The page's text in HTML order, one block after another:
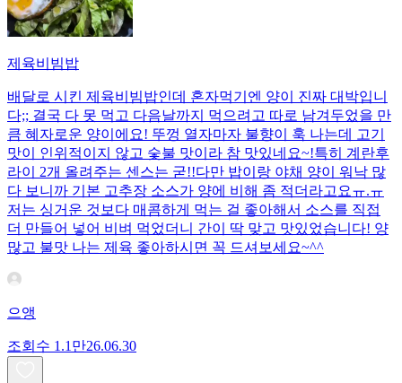
제육비빔밥
배달로 시킨 제육비빔밥인데 혼자먹기엔 양이 진짜 대박입니
다;; 결국 다 못 먹고 다음날까지 먹으려고 따로 남겨두었을 만
큼 혜자로운 양이에요! 뚜껑 열자마자 불향이 훅 나는데 고기
맛이 인위적이지 않고 숯불 맛이라 참 맛있네요~!특히 계란후
라이 2개 올려주는 센스는 굳!! ​다만 밥이랑 야채 양이 워낙 많
다 보니까 기본 고추장 소스가 양에 비해 좀 적더라고요ㅠ.ㅠ
저는 싱거운 것보다 매콤하게 먹는 걸 좋아해서 소스를 직접
더 만들어 넣어 비벼 먹었더니 간이 딱 맞고 맛있었습니다! 양
많고 불맛 나는 제육 좋아하시면 꼭 드셔보세요~^^
으앵
조회수 1.1만26.06.30